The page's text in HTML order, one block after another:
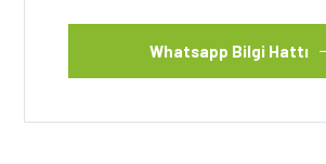
Whatsapp Bilgi Hattı